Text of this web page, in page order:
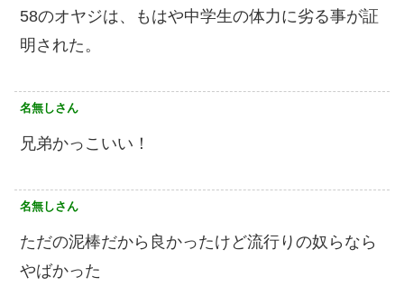
58のオヤジは、もはや中学生の体力に劣る事が証
明された。
名無しさん
兄弟かっこいい！
名無しさん
ただの泥棒だから良かったけど流行りの奴らなら
やばかった